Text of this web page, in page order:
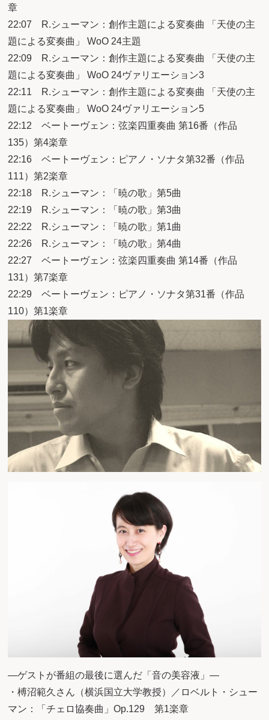
章
22:07 R.シューマン：創作主題による変奏曲 「天使の主
題による変奏曲」 WoO 24主題
22:09 R.シューマン：創作主題による変奏曲 「天使の主
題による変奏曲」 WoO 24ヴァリエーション3
22:11 R.シューマン：創作主題による変奏曲 「天使の主
題による変奏曲」 WoO 24ヴァリエーション5
22:12 ベートーヴェン：弦楽四重奏曲 第16番（作品
135）第4楽章
22:16 ベートーヴェン：ピアノ・ソナタ第32番（作品
111）第2楽章
22:18 R.シューマン：「暁の歌」第5曲
22:19 R.シューマン：「暁の歌」第3曲
22:22 R.シューマン：「暁の歌」第1曲
22:26 R.シューマン：「暁の歌」第4曲
22:27 ベートーヴェン：弦楽四重奏曲 第14番（作品
131）第7楽章
22:29 ベートーヴェン：ピアノ・ソナタ第31番（作品
110）第1楽章
―ゲストが番組の最後に選んだ「音の美容液」―
・榑沼範久さん（横浜国立大学教授）／ロベルト・シュー
マン：「チェロ協奏曲」Op.129 第1楽章